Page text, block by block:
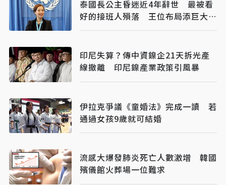
泰國長公主昏迷近4年辭世 最被看
好的接班人殞落 王位布局添巨大變
數
印尼失算？傳中資鎳企21天拆光產
線撤離 印尼鎳產業政策引風暴
伊拉克爭議《童婚法》完成一讀 若
通過女孩9歲就可結婚
流感大爆發肺炎死亡人數激增 韓國
殯儀館火葬場一位難求